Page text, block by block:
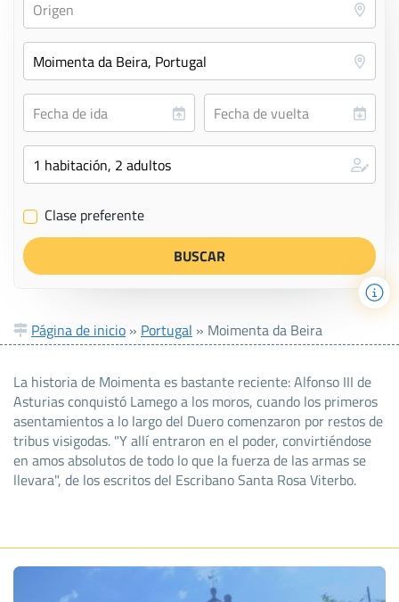
✔ Clase preferente
Página de inicio » Portugal » Moimenta da Beira
La historia de Moimenta es bastante reciente: Alfonso III de
Asturias conquistó Lamego a los moros, cuando los primeros
asentamientos a lo largo del Duero comenzaron por restos de
tribus visigodas. "Y allí entraron en el poder, convirtiéndose
en amos absolutos de todo lo que la fuerza de las armas se
llevara", de los escritos del Escribano Santa Rosa Viterbo.